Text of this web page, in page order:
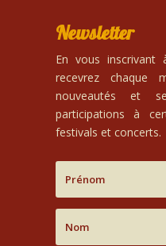
Newsletter
En vous inscrivant
recevrez
nouveautés et
participations à
festivals et concerts.